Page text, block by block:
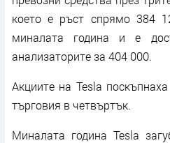
което е ръст спрямо 384
миналата година и е
анализаторите за 404 000.
Акциите на Tesla
търговия в четвъртък.
Миналата година Tesla